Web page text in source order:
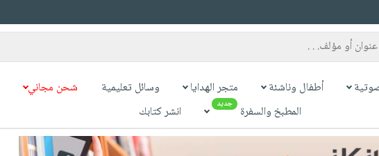
أطفال وناشئة متجر الهدايا وسائل تعليمية شحن مجاني
المطبخ والسفرة جديد انشر كتابك